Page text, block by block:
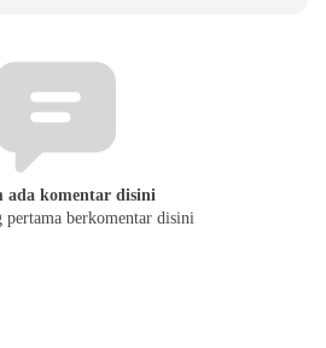
ada komentar disini
pertama berkomentar disini